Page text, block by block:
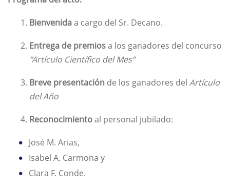
Bienvenidaa cargo del Sr. Decano.
Entrega de premiosa los ganadores del concurso
“Artículo Científico del Mes”
Breve presentaciónde los ganadores del Artículo
del Año
Reconocimientoal personal jubilado:
José M. Arias,
Isabel A. Carmona y
Clara F. Conde.